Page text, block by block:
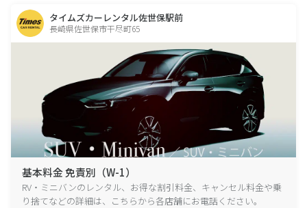
タイムズカーレンタル佐世保駅前
長崎県佐世保市干尽町65
基本料金 免責別（W-1）
RV・ミニバンのレンタル、お得な割引料金、キャンセル料金や乗
り捨てなどの詳細は、こちらから各店舗にお電話ください。